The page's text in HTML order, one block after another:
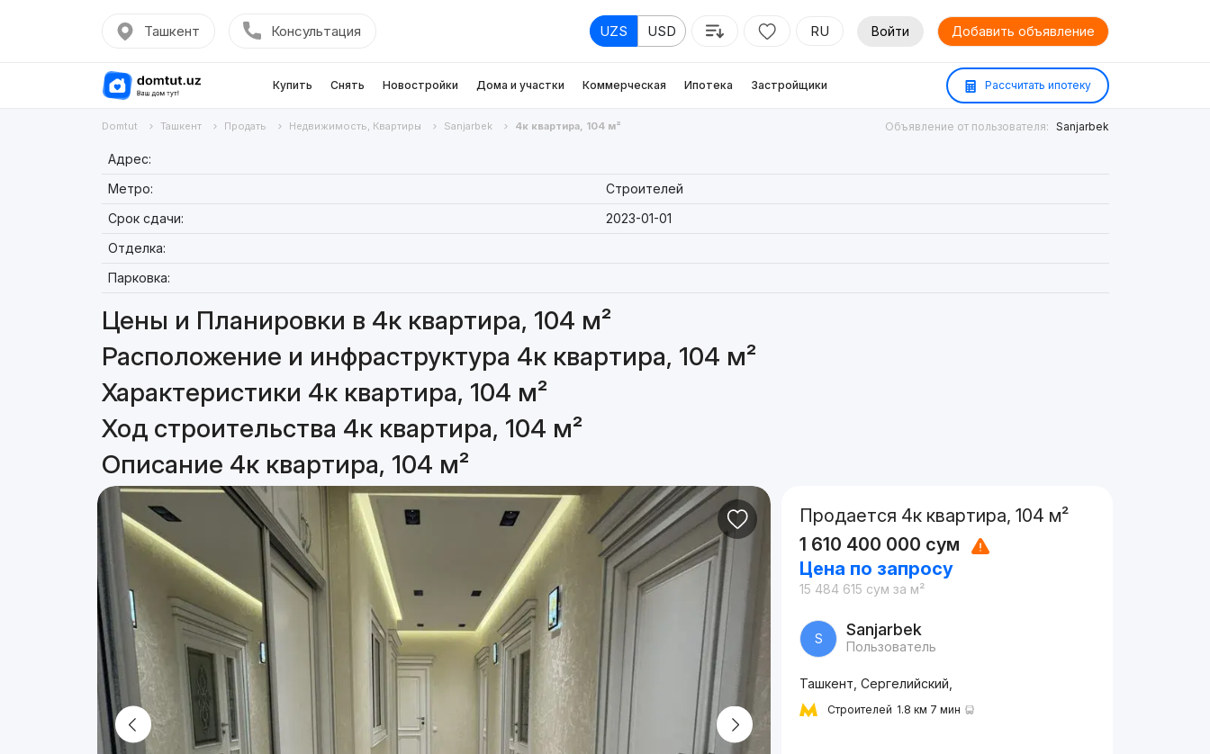
Ташкент Консультация UZS USD RU Войти Добавить объявление
Купить Снять Новостройки Дома и участки Коммерческая Ипотека Застройщики Рассчитать ипотеку
Domtut Ташкент Продать Недвижимость, Квартиры Sanjarbek 4к квартира, 104 м² Объявление от пользователя: Sanjarbek
Адрес:
Метро:
Строителей
Срок сдачи:
2023-01-01
Отделка:
Парковка:
Цены и Планировки в 4к квартира, 104 м²
Расположение и инфраструктура 4к квартира, 104 м²
Характеристики 4к квартира, 104 м²
Ход строительства 4к квартира, 104 м²
Описание 4к квартира, 104 м²
Продается 4к квартира, 104 м²
1 610 400 000 сум
Цена по запросу
15 484 615 сум за м²
S Sanjarbek
Пользователь
Ташкент, Сергелийский,
Строителей 1.8 км 7 мин